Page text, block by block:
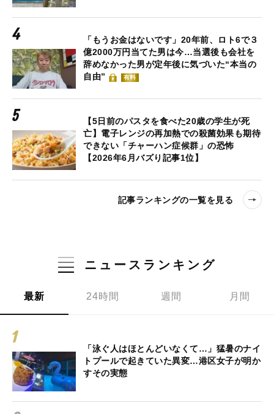
「もうお金はないです」20年前、ロト6で３
億2000万円当てた男は今…当選後も会社を
辞めなかった男が定年後に気づいた“本当の
自由”
有料
【5日前のパスタを食べた20歳の学生が死
亡】電子レンジの再加熱での殺菌効果も期待
できない「チャーハン症候群」の恐怖
【2026年6月バズり記事1位】
記事ランキングの一覧を見る
ニュースランキング
最新 24時間 週間 月間
「泳ぐ人はほとんどいなくて…」猛暑のナイ
トプールで起きていた異変…港区女子が明か
すその実態